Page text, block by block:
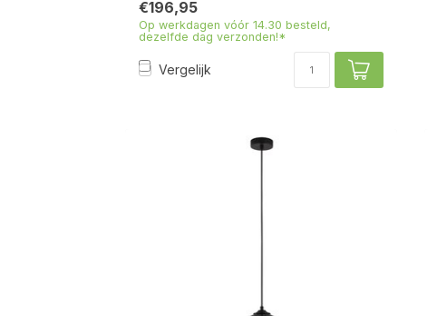
€196,95
Op werkdagen vóór 14.30 besteld,
dezelfde dag verzonden!*
Vergelijk